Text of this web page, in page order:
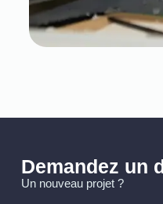
Demandez un
Un nouveau projet ?